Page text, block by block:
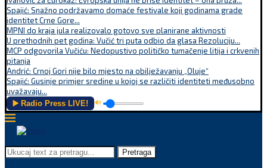
Spajić: Snažno podržavamo domaće festivale koji godinama grade
identitet Crne Gore...
MPNI do kraja jula realizovalo gotovo sve planirane aktivnosti
U prethodnih pet godina: Vučić tri puta odbio da glasa Rezoluciju...
MCP odgovorila Vučiću: Nedopustivo političko tumačenje litija i crkvenih
pitanja
Andrić: Crnoj Gori nije bilo mjesto na obilježavanju „Oluje“
Spajić: Gusinje primjer sredine u kojoj se različiti identiteti međusobno
uvažavaju...
▶️ Radio Press LIVE! 🔊
Pretraga